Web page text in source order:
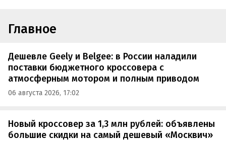
Главное
Дешевле Geely и Belgee: в России наладили
поставки бюджетного кроссовера с
атмосферным мотором и полным приводом
06 августа 2026, 17:02
Новый кроссовер за 1,3 млн рублей: объявлены
большие скидки на самый дешевый «Москвич»